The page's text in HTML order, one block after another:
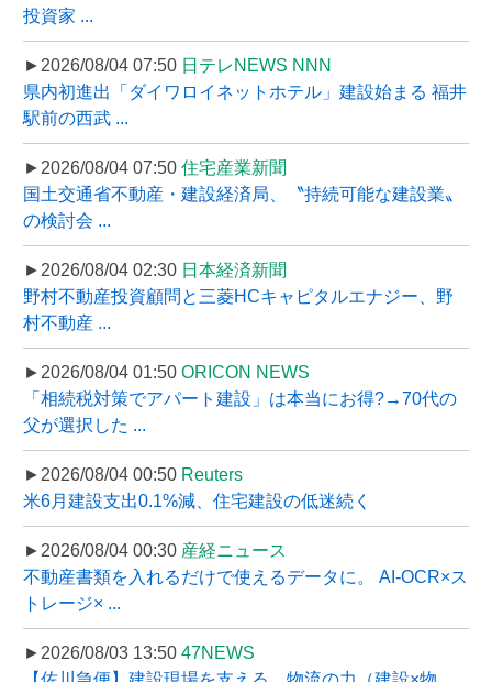
投資家 ...
►2026/08/04 07:50 日テレNEWS NNN
県内初進出「ダイワロイネットホテル」建設始まる 福井
駅前の西武 ...
►2026/08/04 07:50 住宅産業新聞
国土交通省不動産・建設経済局、〝持続可能な建設業〟
の検討会 ...
►2026/08/04 02:30 日本経済新聞
野村不動産投資顧問と三菱HCキャピタルエナジー、野
村不動産 ...
►2026/08/04 01:50 ORICON NEWS
「相続税対策でアパート建設」は本当にお得?→70代の
父が選択した ...
►2026/08/04 00:50 Reuters
米6月建設支出0.1%減、住宅建設の低迷続く
►2026/08/04 00:30 産経ニュース
不動産書類を入れるだけで使えるデータに。 AI-OCR×ス
トレージ× ...
►2026/08/03 13:50 47NEWS